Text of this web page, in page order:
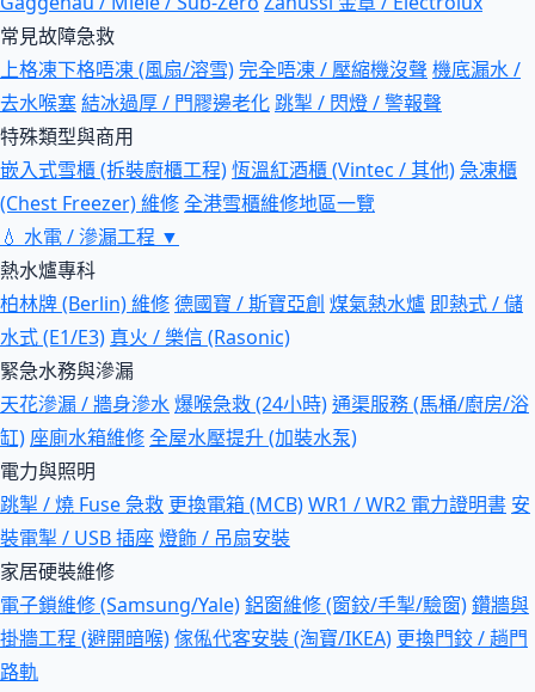
常見故障急救
上格凍下格唔凍 (風扇/溶雪)完全唔凍 / 壓縮機沒聲 機底漏水 /
去水喉塞結冰過厚 / 門膠邊老化跳掣 / 閃燈 / 警報聲
特殊類型與商用
嵌入式雪櫃 (拆裝廚櫃工程)恆溫紅酒櫃 (Vintec / 其他)急凍櫃
(Chest Freezer) 維修全港雪櫃維修地區一覽
💧 水電 / 滲漏工程 ▼
熱水爐專科
柏林牌 (Berlin) 維修德國寶 / 斯寶亞創 煤氣熱水爐 即熱式 / 儲
水式 (E1/E3) 真火 / 樂信 (Rasonic)
緊急水務與滲漏
天花滲漏 / 牆身滲水爆喉急救 (24小時)通渠服務 (馬桶/廚房/浴
缸) 座廁水箱維修全屋水壓提升 (加裝水泵)
電力與照明
跳掣 / 燒 Fuse 急救 更換電箱 (MCB)WR1 / WR2 電力證明書 安
裝電掣 / USB 插座燈飾 / 吊扇安裝
家居硬裝維修
電子鎖維修 (Samsung/Yale)鋁窗維修 (窗鉸/手掣/驗窗)鑽牆與
掛牆工程 (避開暗喉)傢俬代客安裝 (淘寶/IKEA) 更換門鉸 / 趟門
路軌